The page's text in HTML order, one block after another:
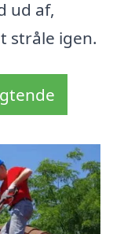
ud af,
stråle igen.